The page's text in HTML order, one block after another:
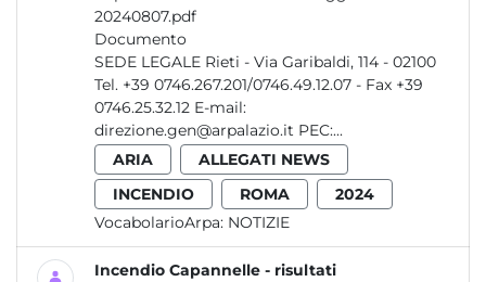
20240807.pdf
Documento
SEDE LEGALE Rieti - Via Garibaldi, 114 - 02100
Tel. +39 0746.267.201/0746.49.12.07 - Fax +39
0746.25.32.12 E-mail:
direzione.gen@arpalazio.it PEC:...
ARIA
ALLEGATI NEWS
INCENDIO
ROMA
2024
VocabolarioArpa: NOTIZIE
Incendio Capannelle - risultati